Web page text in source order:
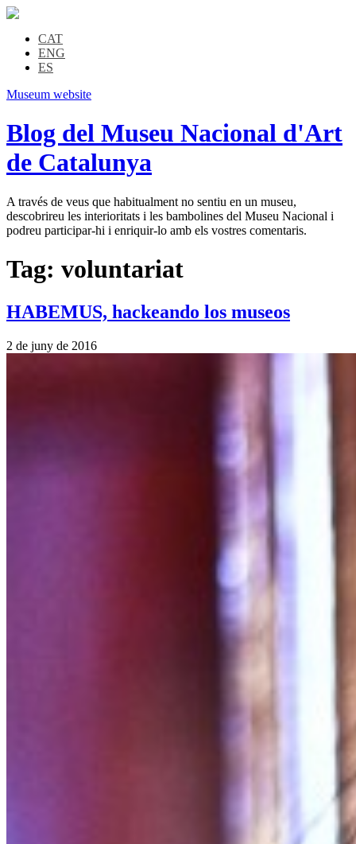
CAT
ENG
ES
Museum website
Blog del Museu Nacional d'Art
de Catalunya
A través de veus que habitualment no sentiu en un museu,
descobrireu les interioritats i les bambolines del Museu Nacional i
podreu participar-hi i enriquir-lo amb els vostres comentaris.
Tag: voluntariat
HABEMUS, hackeando los museos
2 de juny de 2016